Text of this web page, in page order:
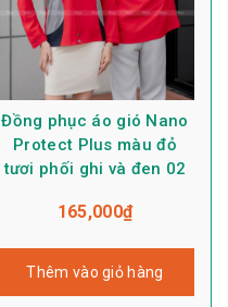
Đồng phục áo gió Nano
Protect Plus màu đỏ
tươi phối ghi và đen 02
165,000₫
Thêm vào giỏ hàng